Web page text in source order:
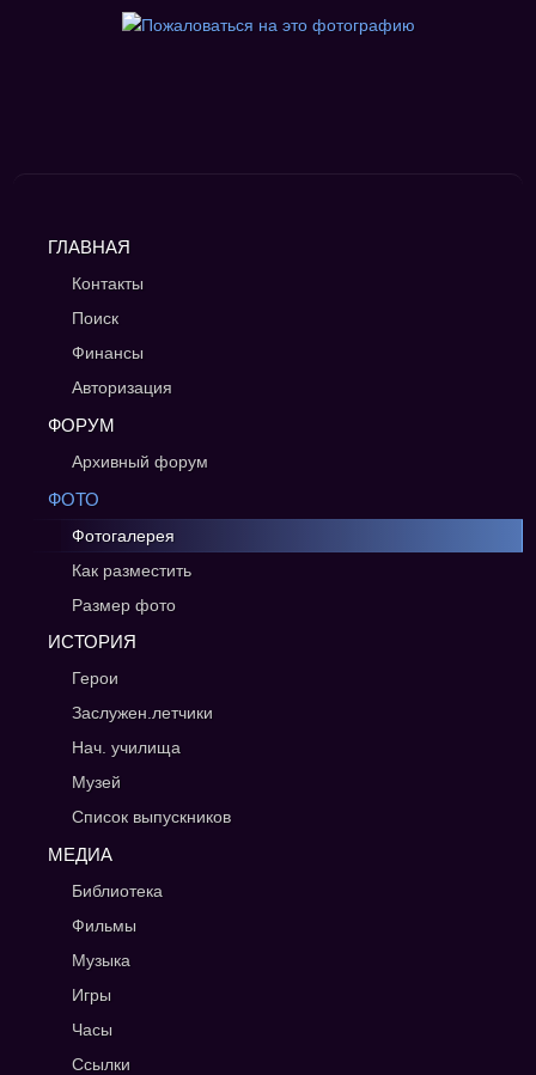
ГЛАВНАЯ
Контакты
Поиск
Финансы
Авторизация
ФОРУМ
Архивный форум
ФОТО
Фотогалерея
Как разместить
Размер фото
ИСТОРИЯ
Герои
Заслужен.летчики
Нач. училища
Музей
Список выпускников
МЕДИА
Библиотека
Фильмы
Музыка
Игры
Часы
Ссылки